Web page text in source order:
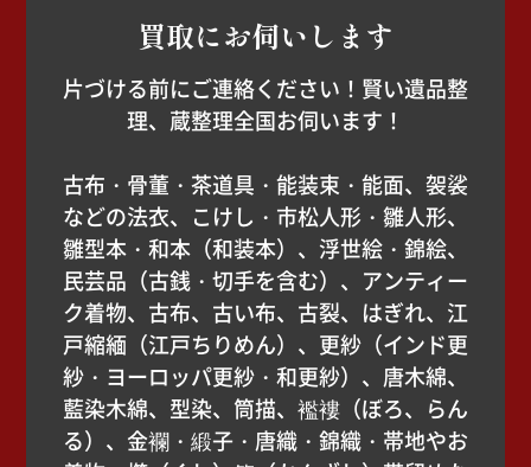
買取にお伺いします
片づける前にご連絡ください！賢い遺品整
理、蔵整理全国お伺います！
古布・骨董・茶道具・能装束・能面、袈裟
などの法衣、こけし・市松人形・雛人形、
雛型本・和本（和装本）、浮世絵・錦絵、
民芸品（古銭・切手を含む）、アンティー
ク着物、古布、古い布、古裂、はぎれ、江
戸縮緬（江戸ちりめん）、更紗（インド更
紗・ヨーロッパ更紗・和更紗）、唐木綿、
藍染木綿、型染、筒描、襤褸（ぼろ、らん
る）、金襴・緞子・唐織・錦織・帯地やお